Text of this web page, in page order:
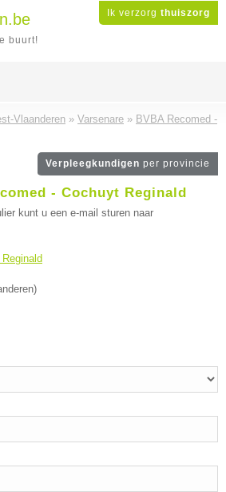
Ik verzorg thuiszorg
buurt!
Vlaanderen » Varsenare » BVBA Recomed -
Verpleegkundigen per provincie
- Cochuyt Reginald
kunt u een e-mail sturen naar